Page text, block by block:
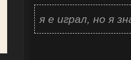
я е играл, но я